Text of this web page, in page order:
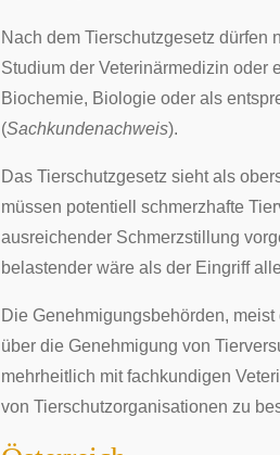
Nach dem Tierschutzgesetz dürfen
Studium der Veterinärmedizin oder
Biochemie, Biologie oder als
(Sachkundenachweis).
Das Tierschutzgesetz sieht als
müssen potentiell schmerzhafte
ausreichender Schmerzstillung
belastender wäre als der Eingriff
Die Genehmigungsbehörden, meist
über die Genehmigung von
mehrheitlich mit fachkundigen
von Tierschutzorganisationen zu